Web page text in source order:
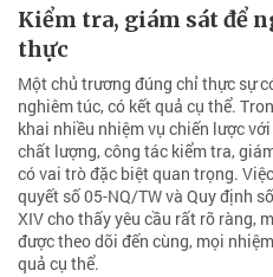
Kiểm tra, giám sát để
thực
Một chủ trương đúng chỉ thực sự
nghiêm túc, có kết quả cụ thể.
khai nhiều nhiệm vụ chiến lược
chất lượng, công tác kiểm tra,
có vai trò đặc biệt quan trọng.
quyết số 05-NQ/TW và Quy định
XIV cho thấy yêu cầu rất rõ ràng,
được theo dõi đến cùng, mọi
quả cụ thể.